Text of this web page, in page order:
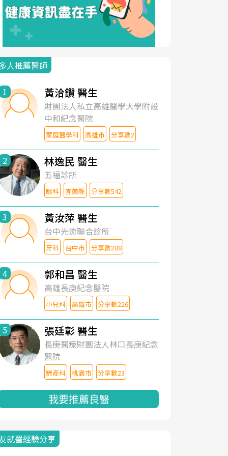
人推薦醫師
1 黃洽鑽 醫生
財團法人私立高雄醫學大學附設
中和紀念醫院
家庭醫學科 高雄市 分享數2
2 林逸民 醫生
五福診所
眼科 宜蘭縣 分享數542
3 黃汝萍 醫生
台中光流聯合診所
牙科 台中市 分享數208
4 郭和昌 醫生
高雄長庚紀念醫院
小兒科 高雄市 分享數226
5 張廷彰 醫生
長庚醫療財團法人林口長庚紀念
醫院
婦產科 桃園市 分享數23
我要推薦良醫
就醫經驗分享